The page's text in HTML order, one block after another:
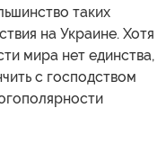
таких
на Украине. Хотя
мира нет единства,
с господством